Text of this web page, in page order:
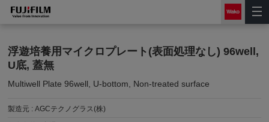
浮遊培養用マイクロプレート(表面処理なし) 96well,
U底, 蓋無
Multiwell Plate 96well, U-bottom, Non-treated surface
製造元 :AGCテクノグラス(株)